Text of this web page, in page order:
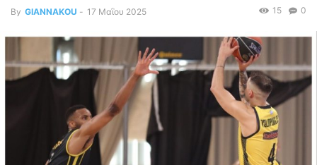
By GIANNAKOU - 17 Μαΐου 2025 0
15